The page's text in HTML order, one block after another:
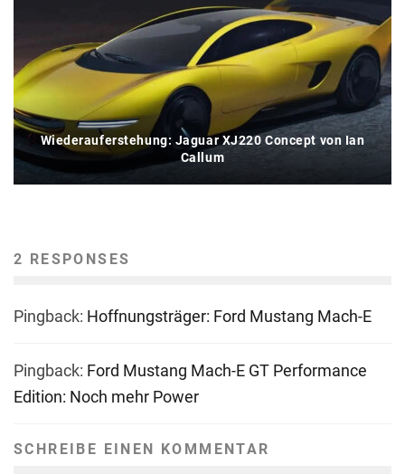
Wiederauferstehung: Jaguar XJ220 Concept von Ian
Callum
2 RESPONSES
Pingback: Hoffnungsträger: Ford Mustang Mach-E
Pingback: Ford Mustang Mach-E GT Performance
Edition: Noch mehr Power
SCHREIBE EINEN KOMMENTAR